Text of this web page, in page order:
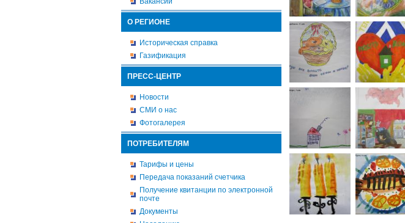
О РЕГИОНЕ
Историческая справка
Газификация
ПРЕСС-ЦЕНТР
Новости
СМИ о нас
Фотогалерея
ПОТРЕБИТЕЛЯМ
Тарифы и цены
Передача показаний счетчика
Получение квитанции по электронной
почте
Документы